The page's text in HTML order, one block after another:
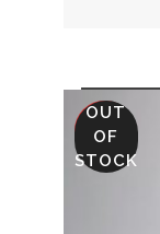
SALE
OUT
OF
STOCK